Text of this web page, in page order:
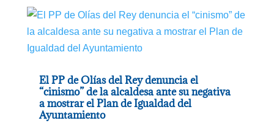
El PP de Olías del Rey denuncia el
“cinismo” de la alcaldesa ante su negativa
a mostrar el Plan de Igualdad del
Ayuntamiento